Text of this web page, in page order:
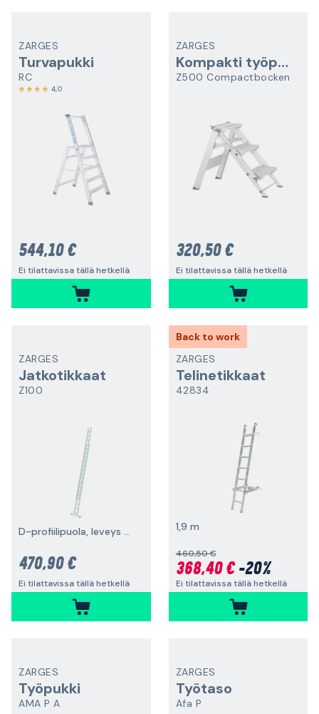
ZARGES
Turvapukki
RC
4,0
544,10 €
Ei tilattavissa tällä hetkellä
ZARGES
Kompakti työpukki
Z500 Compactbocken
320,50 €
Ei tilattavissa tällä hetkellä
ZARGES
Jatkotikkaat
Z100
D-profiilipuola, leveys 490 mm
470,90 €
Ei tilattavissa tällä hetkellä
Back to work
ZARGES
Telinetikkaat
42834
1,9 m
460,50 €
368,40 €-20%
Ei tilattavissa tällä hetkellä
ZARGES
Työpukki
AMA P A
ZARGES
Työtaso
Afa P